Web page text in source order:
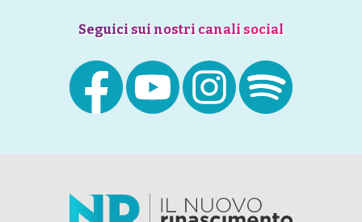
Seguici sui nostri canali social